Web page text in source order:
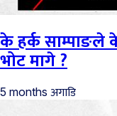
के हर्क साम्पाङले
भोट मागे ?
5 months अगाडि